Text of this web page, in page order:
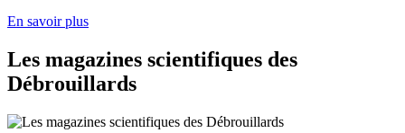
En savoir plus
Les magazines scientifiques des
Débrouillards